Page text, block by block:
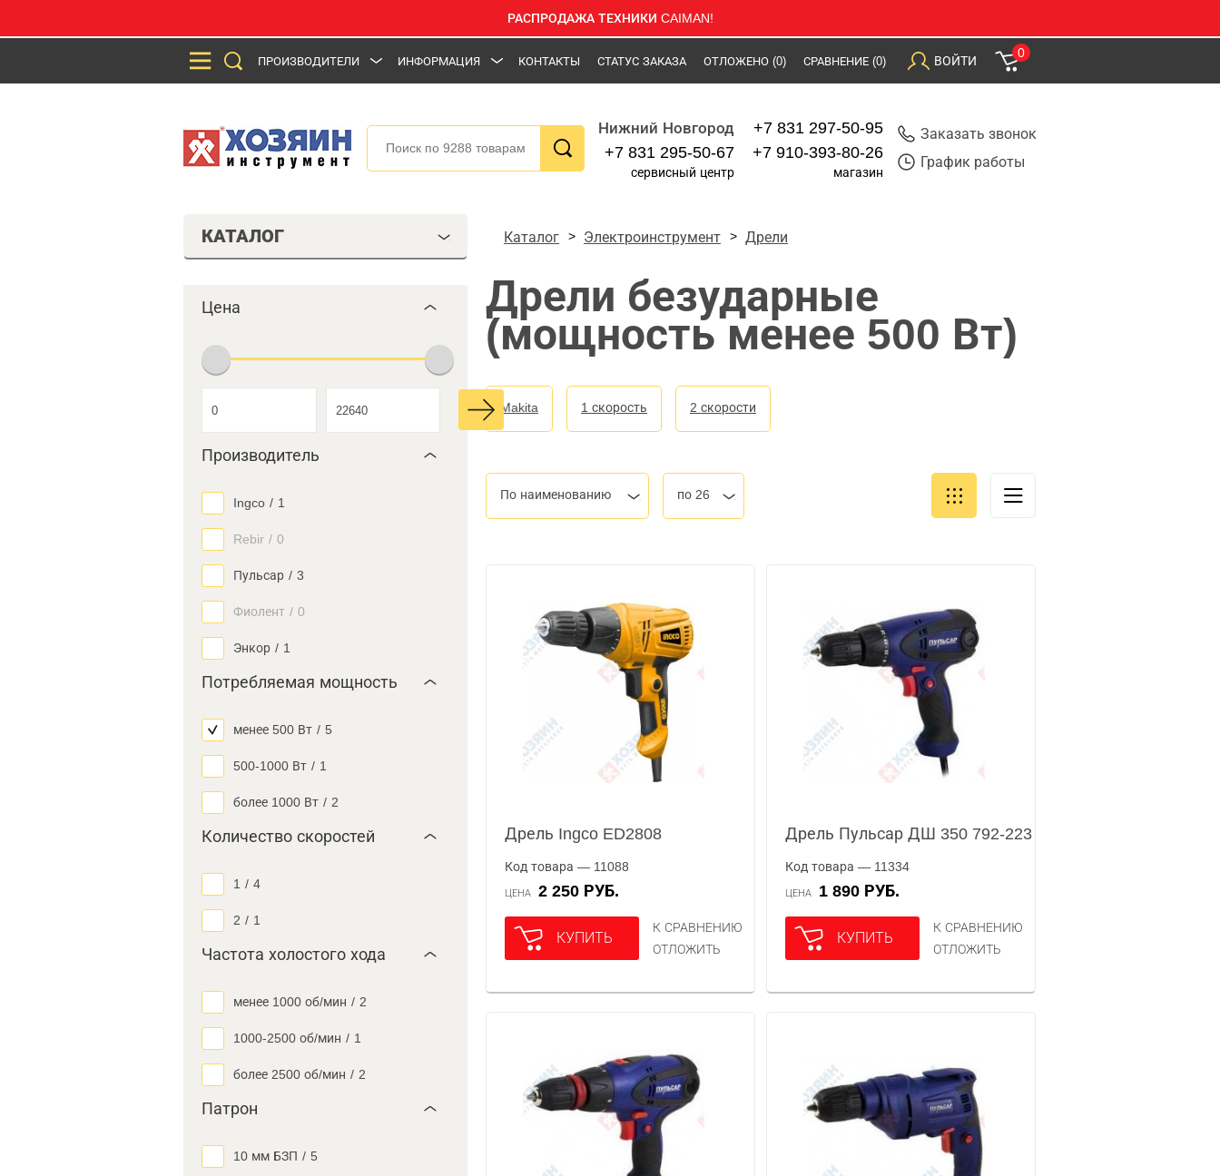
РАСПРОДАЖА ТЕХНИКИ CAIMAN!
ПРОИЗВОДИТЕЛИ ИНФОРМАЦИЯ КОНТАКТЫ СТАТУС ЗАКАЗА ОТЛОЖЕНО (0) СРАВНЕНИЕ (0) ВОЙТИ
0
Нижний Новгород
+7 831 295-50-67
сервисный центр
+7 831 297-50-95
+7 910-393-80-26
магазин
Заказать звонок
График работы
КАТАЛОГ
Цена
Производитель
Ingco / 1
Rebir / 0
Пульсар / 3
Фиолент / 0
Энкор / 1
Потребляемая мощность
менее 500 Вт / 5
500-1000 Вт / 1
более 1000 Вт / 2
Количество скоростей
1 / 4
2 / 1
Частота холостого хода
менее 1000 об/мин / 2
1000-2500 об/мин / 1
более 2500 об/мин / 2
Патрон
10 мм БЗП / 5
Каталог Электроинструмент Дрели
Дрели безударные
(мощность менее 500 Вт)
Makita 1 скорость 2 скорости
По наименованию по 26
Дрель Ingco ED2808
Код товара — 11088
ЦЕНА 2 250 РУБ.
КУПИТЬ
К СРАВНЕНИЮ
ОТЛОЖИТЬ
Дрель Пульсар ДШ 350 792-223
Код товара — 11334
ЦЕНА 1 890 РУБ.
КУПИТЬ
К СРАВНЕНИЮ
ОТЛОЖИТЬ